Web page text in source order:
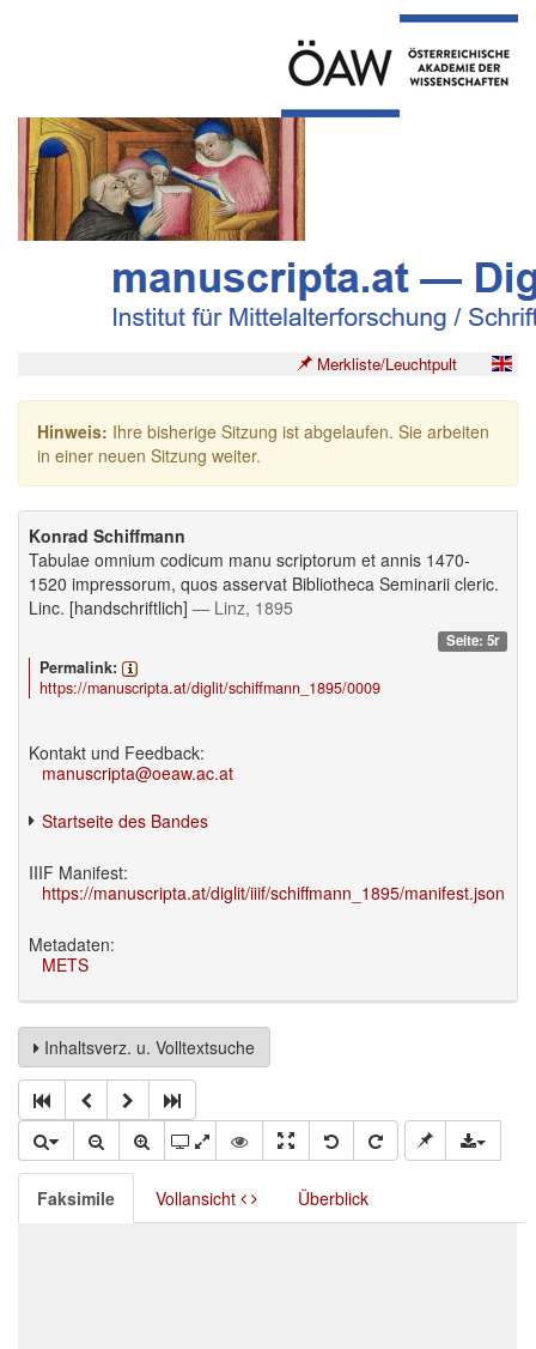
Merkliste/Leuchtpult
Hinweis: Ihre bisherige Sitzung ist abgelaufen. Sie arbeiten
in einer neuen Sitzung weiter.
Konrad Schiffmann
Tabulae omnium codicum manu scriptorum et annis 1470-
1520 impressorum, quos asservat Bibliotheca Seminarii cleric.
Linc. [handschriftlich] — Linz, 1895
Seite: 5r
Permalink:
https://manuscripta.at/diglit/schiffmann_1895/0009
Kontakt und Feedback:
manuscripta@oeaw.ac.at
Startseite des Bandes
IIIF Manifest:
https://manuscripta.at/diglit/iiif/schiffmann_1895/manifest.json
Metadaten:
METS
Inhaltsverz. u. Volltextsuche
Faksimile Vollansicht Überblick